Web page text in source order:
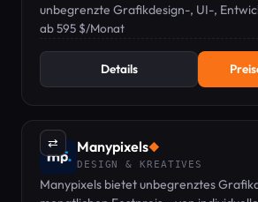
unbegrenzte Grafikdesign-, UI-,
und Marketingaufgaben von einem
ab 595 $/Monat
Details
⇄ Manypixels◆
DESIGN & KREATIVES
Manypixels bietet unbegrenztes